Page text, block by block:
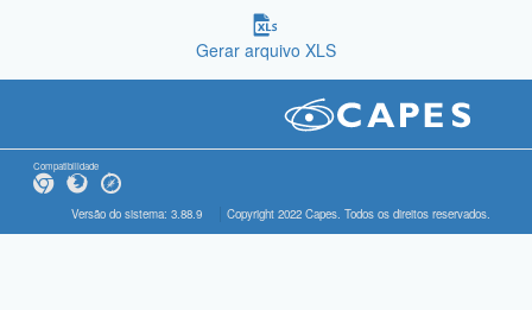
Gerar arquivo XLS
Compatibilidade
Versão do sistema: 3.88.9 Copyright 2022 Capes. Todos os direitos reservados.